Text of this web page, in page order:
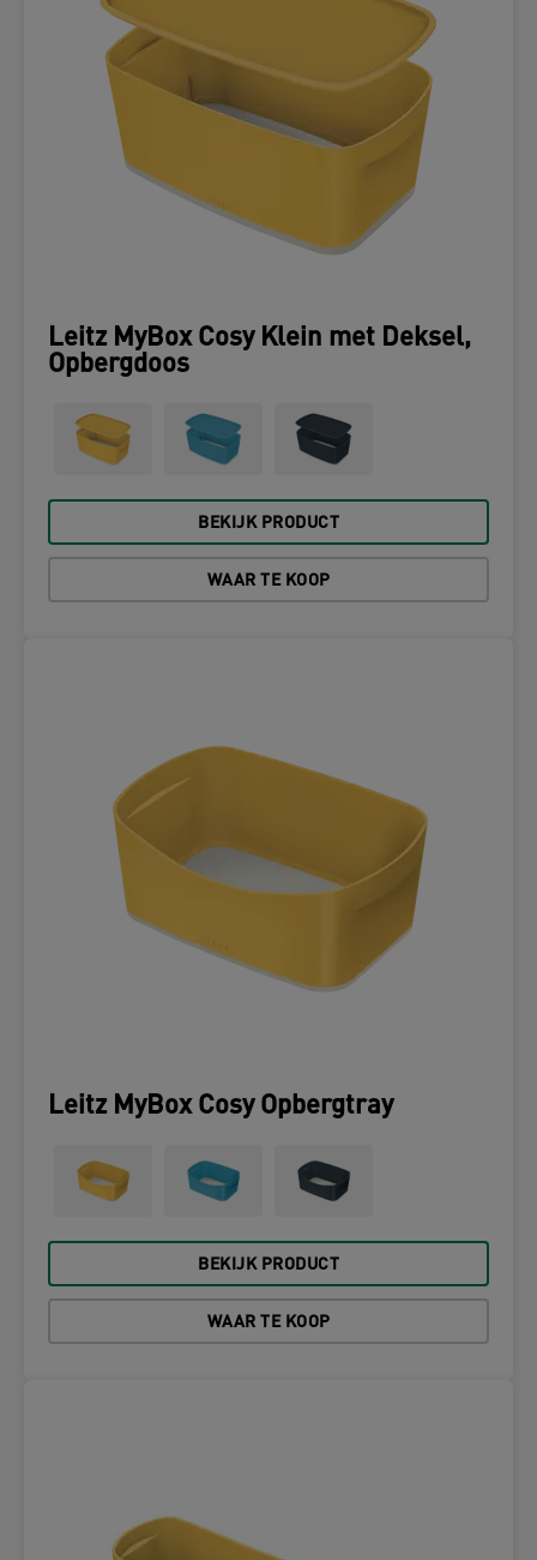
Leitz MyBox Cosy Klein met Deksel,
Opbergdoos
BEKIJK PRODUCT
WAAR TE KOOP
Leitz MyBox Cosy Opbergtray
BEKIJK PRODUCT
WAAR TE KOOP